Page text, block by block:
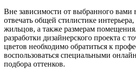
Вне зависимости от выбранного вами
отвечать общей стилистике
жильцов, а также размерам
разработки дизайнерского проекта с
цветов необходимо обратиться к
воспользоваться специальными
подбора оттенков.